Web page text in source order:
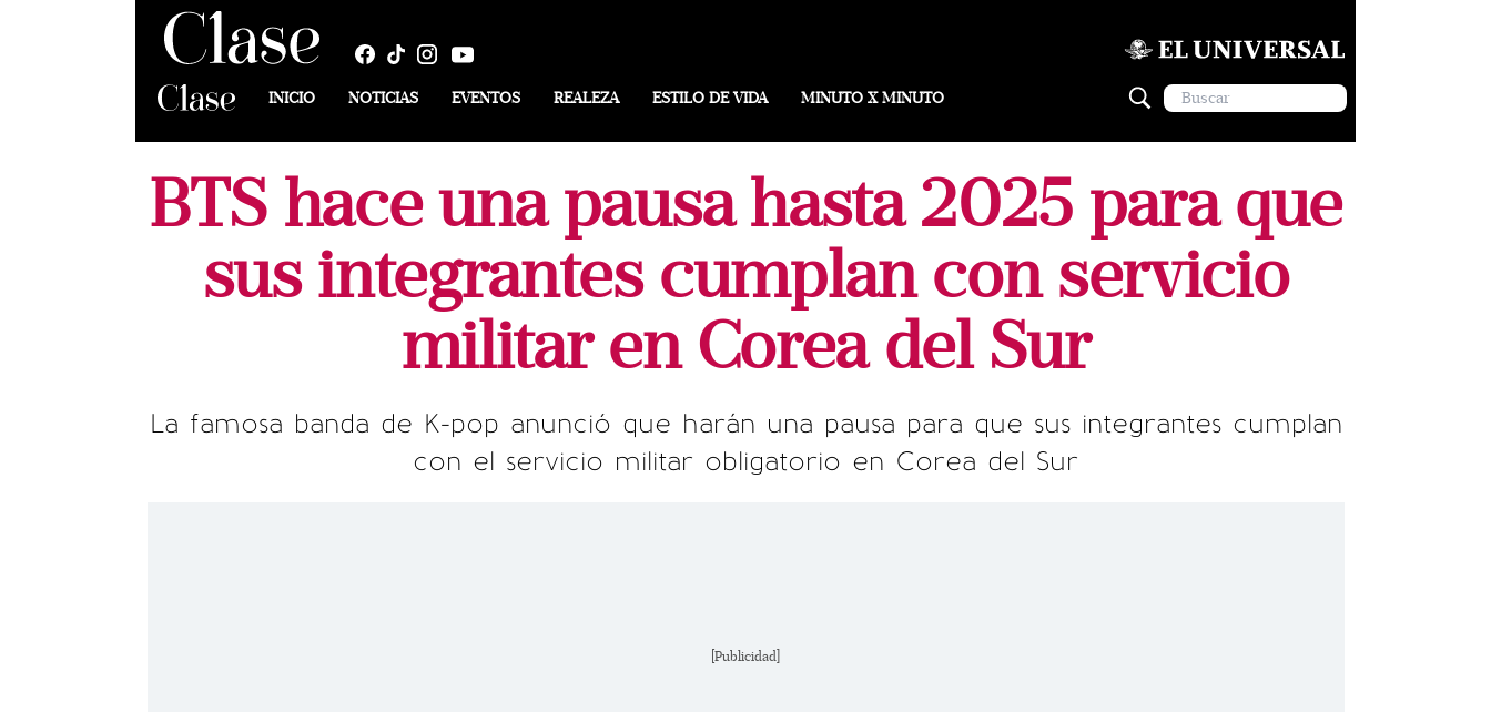
INICIO NOTICIAS EVENTOS REALEZA ESTILO DE VIDA MINUTO X MINUTO
BTS hace una pausa hasta 2025 para que
sus integrantes cumplan con servicio
militar en Corea del Sur
La famosa banda de K-pop anunció que harán una pausa para que sus integrantes cumplan
con el servicio militar obligatorio en Corea del Sur
[Publicidad]